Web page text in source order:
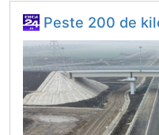
Peste 200 de kilometri de autostradă şi drum